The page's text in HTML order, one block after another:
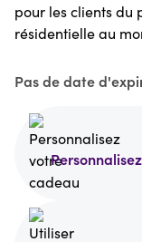
pour les clients du
résidentielle au
Pas de date